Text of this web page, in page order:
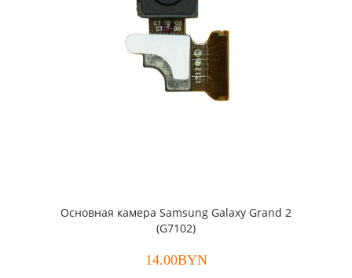
Основная камера Samsung Galaxy Grand 2
(G7102)
14.00BYN